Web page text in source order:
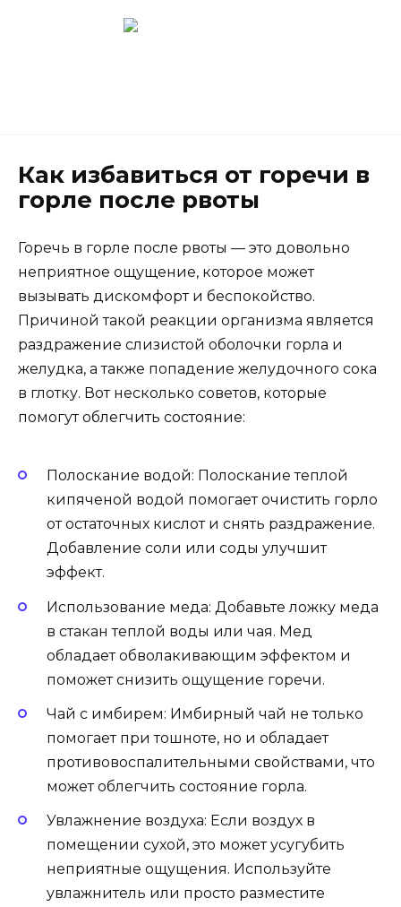
Как избавиться от горечи в
горле после рвоты
Горечь в горле после рвоты — это довольно
неприятное ощущение, которое может
вызывать дискомфорт и беспокойство.
Причиной такой реакции организма является
раздражение слизистой оболочки горла и
желудка, а также попадение желудочного сока
в глотку. Вот несколько советов, которые
помогут облегчить состояние:
Полоскание водой: Полоскание теплой
кипяченой водой помогает очистить горло
от остаточных кислот и снять раздражение.
Добавление соли или соды улучшит
эффект.
Использование меда: Добавьте ложку меда
в стакан теплой воды или чая. Мед
обладает обволакивающим эффектом и
поможет снизить ощущение горечи.
Чай с имбирем: Имбирный чай не только
помогает при тошноте, но и обладает
противовоспалительными свойствами, что
может облегчить состояние горла.
Увлажнение воздуха: Если воздух в
помещении сухой, это может усугубить
неприятные ощущения. Используйте
увлажнитель или просто разместите